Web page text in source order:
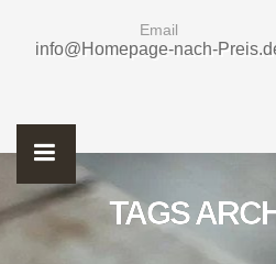
Email
info@Homepage-nach-
TAGS